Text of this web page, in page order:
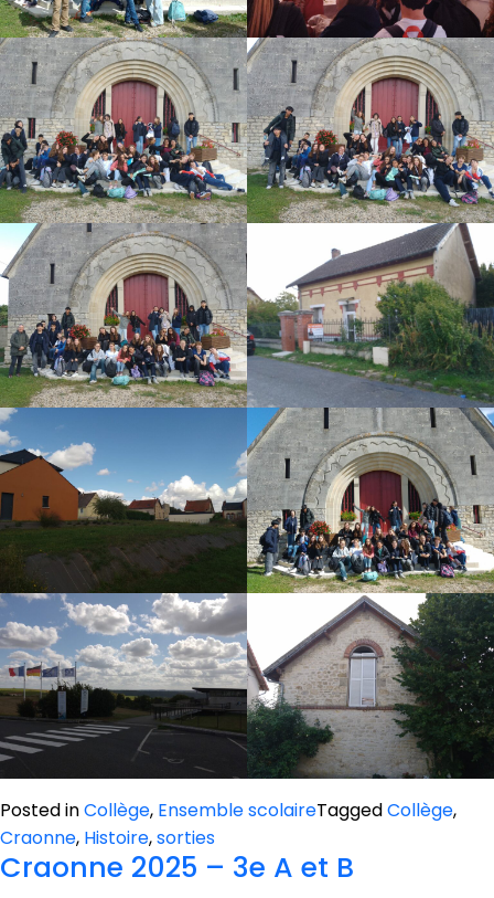
Posted inCollège, Ensemble scolaireTaggedCollège,
Craonne, Histoire,sorties
Craonne 2025 – 3e A et B